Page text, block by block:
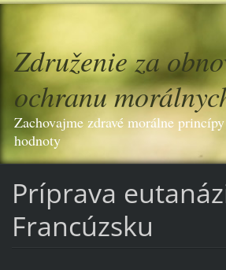
Združenie za
ochranu
Zachovajme zdravé morálne
hodnoty
Príprava
Francúzsku